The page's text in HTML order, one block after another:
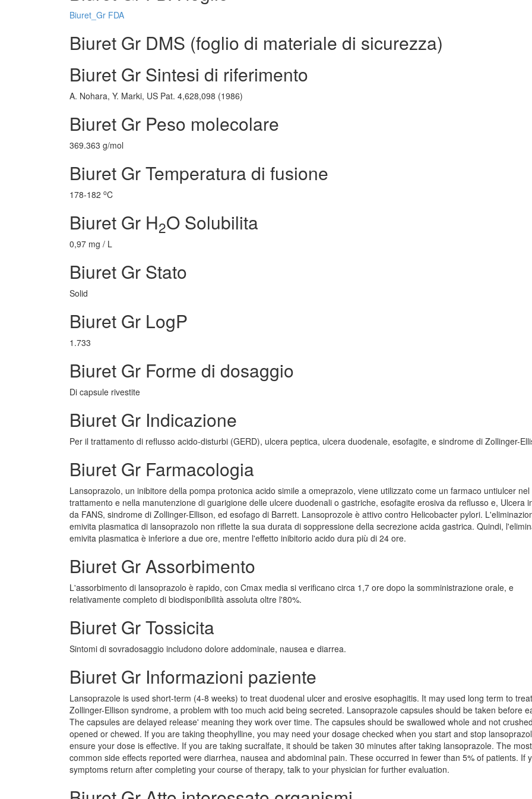
Biuret_Gr FDA
Biuret Gr DMS (foglio di materiale di sicurezza)
Biuret Gr Sintesi di riferimento
A. Nohara, Y. Marki, US Pat. 4,628,098 (1986)
Biuret Gr Peso molecolare
369.363 g/mol
Biuret Gr Temperatura di fusione
178-182 oC
Biuret Gr H2O Solubilita
0,97 mg / L
Biuret Gr Stato
Solid
Biuret Gr LogP
1.733
Biuret Gr Forme di dosaggio
Di capsule rivestite
Biuret Gr Indicazione
Per il trattamento di reflusso acido-disturbi (GERD), ulcera peptica, ulcera duodenale, esofagite, e sindrome di Zollinger-
Biuret Gr Farmacologia
Lansoprazolo, un inibitore della pompa protonica acido simile a omeprazolo, viene utilizzato come un farmaco untiulcer nel
trattamento e nella manutenzione di guarigione delle ulcere duodenali o gastriche, esofagite erosiva da reflusso e, Ulcera
da FANS, sindrome di Zollinger-Ellison, ed esofago di Barrett. Lansoprozole è attivo contro Helicobacter pylori.
emivita plasmatica di lansoprazolo non riflette la sua durata di soppressione della secrezione acida gastrica. Quindi,
emivita plasmatica è inferiore a due ore, mentre l'effetto inibitorio acido dura più di 24 ore.
Biuret Gr Assorbimento
L'assorbimento di lansoprazolo è rapido, con Cmax media si verificano circa 1,7 ore dopo la somministrazione orale, e
relativamente completo di biodisponibilità assoluta oltre l'80%.
Biuret Gr Tossicita
Sintomi di sovradosaggio includono dolore addominale, nausea e diarrea.
Biuret Gr Informazioni paziente
Lansoprazole is used short-term (4-8 weeks) to treat duodenal ulcer and erosive esophagitis. It may used long term to treat
Zollinger-Ellison syndrome, a problem with too much acid being secreted. Lansoprazole capsules should be taken before
The capsules are delayed release' meaning they work over time. The capsules should be swallowed whole and not
opened or chewed. If you are taking theophylline, you may need your dosage checked when you start and stop
ensure your dose is effective. If you are taking sucralfate, it should be taken 30 minutes after taking lansoprazole. The most
common side effects reported were diarrhea, nausea and abdominal pain. These occurred in fewer than 5% of patients. If
symptoms return after completing your course of therapy, talk to your physician for further evaluation.